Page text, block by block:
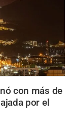
con más de
por el